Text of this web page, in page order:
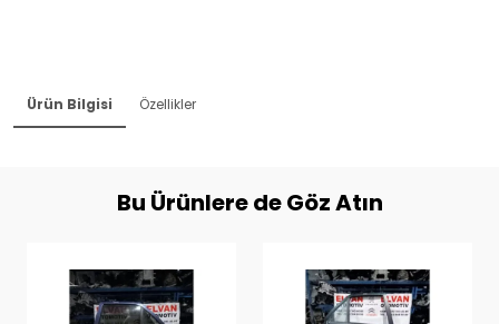
Ürün Bilgisi Özellikler
Bu Ürünlere de Göz Atın